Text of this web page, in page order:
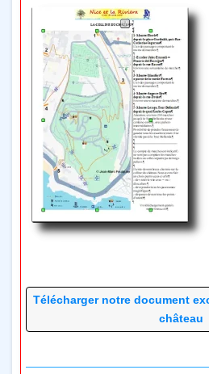
Télécharger notre document
château